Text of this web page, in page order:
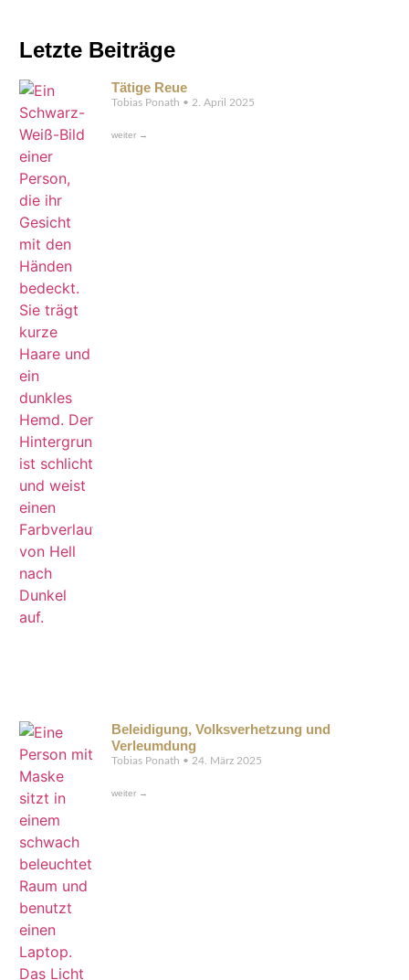
Letzte Beiträge
Tätige Reue
Tobias Ponath 2. April 2025
weiter →
Beleidigung, Volksverhetzung und
Verleumdung
Tobias Ponath 24. März 2025
weiter →